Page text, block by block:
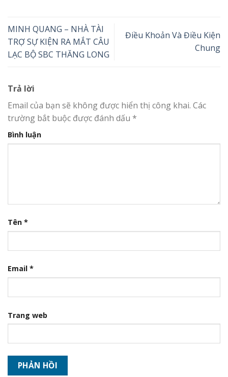
MINH QUANG – NHÀ TÀI
TRỢ SỰ KIỆN RA MẮT CÂU
LẠC BỘ SBC THĂNG LONG
Điều Khoản Và Điều Kiện
Chung
Trả lời
Email của bạn sẽ không được hiển thị công khai. Các
trường bắt buộc được đánh dấu *
Bình luận
Tên *
Email *
Trang web